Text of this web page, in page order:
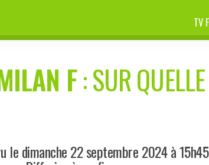
TV
F: SUR
le dimanche 22 septembre 2024 à 15h45